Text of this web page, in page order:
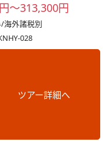
～313,300円
海外諸税別
028
ツアー詳細へ